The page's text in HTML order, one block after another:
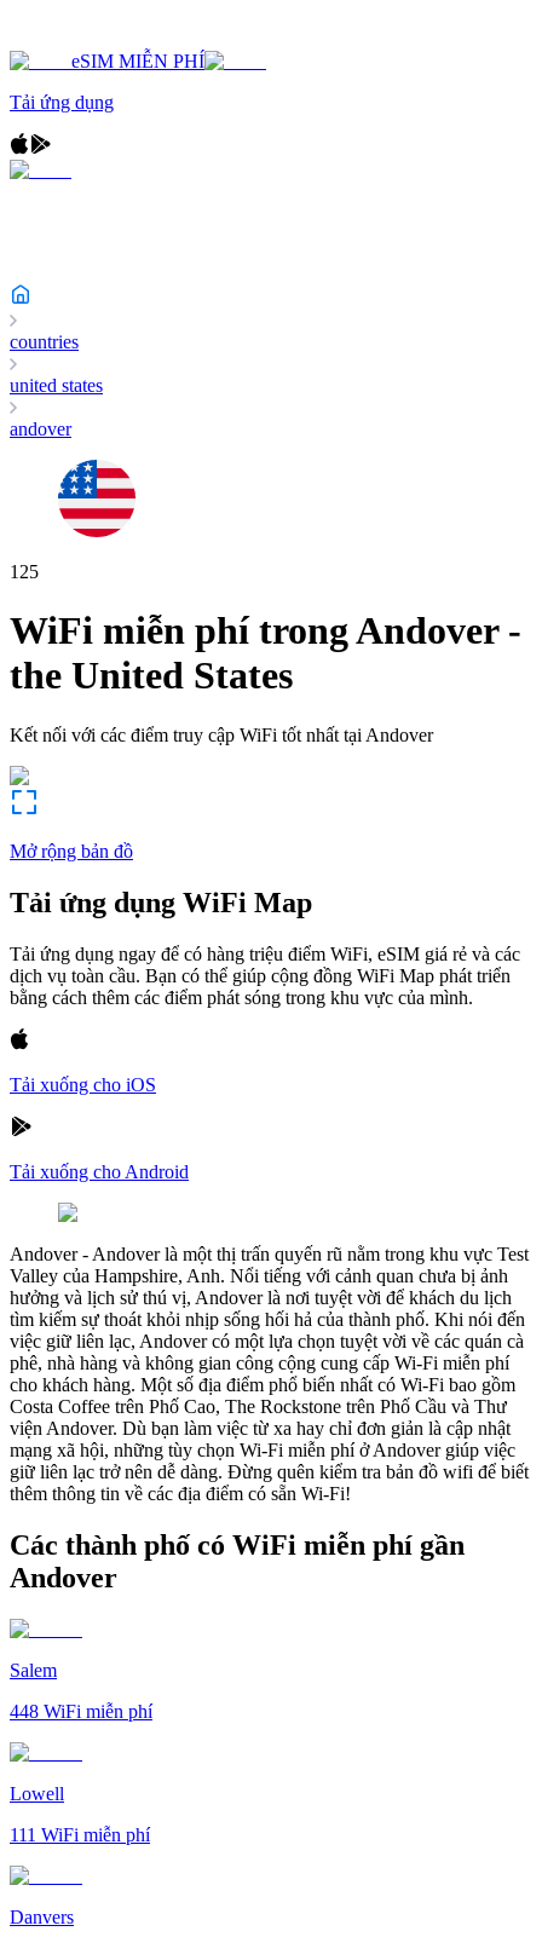
eSIM MIỄN PHÍ
Tải ứng dụng
countries
united states
andover
125
WiFi miễn phí trongAndover-
the United States
Kết nối với các điểm truy cập WiFi tốt nhất tại Andover
Mở rộng bản đồ
Tải ứng dụng WiFi Map
Tải ứng dụng ngay để có hàng triệu điểm WiFi, eSIM giá rẻ và các
dịch vụ toàn cầu. Bạn có thể giúp cộng đồng WiFi Map phát triển
bằng cách thêm các điểm phát sóng trong khu vực của mình.
Tải xuống cho iOS
Tải xuống cho Android
Andover- Andover là một thị trấn quyến rũ nằm trong khu vực Test
Valley của Hampshire, Anh. Nổi tiếng với cảnh quan chưa bị ảnh
hưởng và lịch sử thú vị, Andover là nơi tuyệt vời để khách du lịch
tìm kiếm sự thoát khỏi nhịp sống hối hả của thành phố. Khi nói đến
việc giữ liên lạc, Andover có một lựa chọn tuyệt vời về các quán cà
phê, nhà hàng và không gian công cộng cung cấp Wi-Fi miễn phí
cho khách hàng. Một số địa điểm phổ biến nhất có Wi-Fi bao gồm
Costa Coffee trên Phố Cao, The Rockstone trên Phố Cầu và Thư
viện Andover. Dù bạn làm việc từ xa hay chỉ đơn giản là cập nhật
mạng xã hội, những tùy chọn Wi-Fi miễn phí ở Andover giúp việc
giữ liên lạc trở nên dễ dàng. Đừng quên kiểm tra bản đồ wifi để biết
thêm thông tin về các địa điểm có sẵn Wi-Fi!
Các thành phố có WiFi miễn phí gần
Andover
Salem
448 WiFi miễn phí
Lowell
111 WiFi miễn phí
Danvers